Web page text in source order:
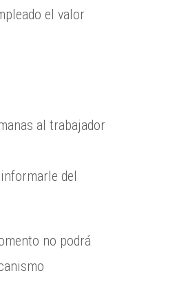
el valor
al trabajador
del
no podrá